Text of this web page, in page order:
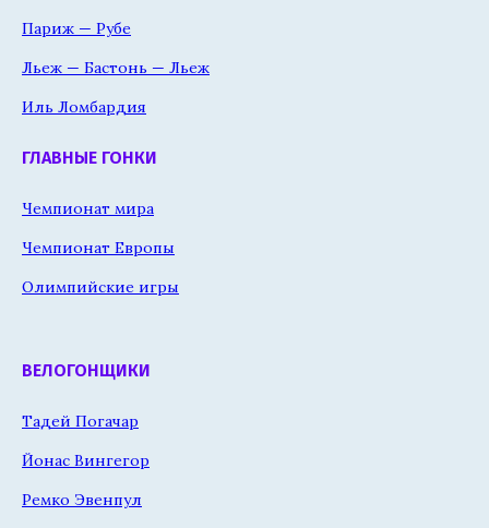
Париж — Рубе
Льеж — Бастонь — Льеж
Иль Ломбардия
ГЛАВНЫЕ ГОНКИ
Чемпионат мира
Чемпионат Европы
Олимпийские игры
ВЕЛОГОНЩИКИ
Тадей Погачар
Йонас Вингегор
Ремко Эвенпул